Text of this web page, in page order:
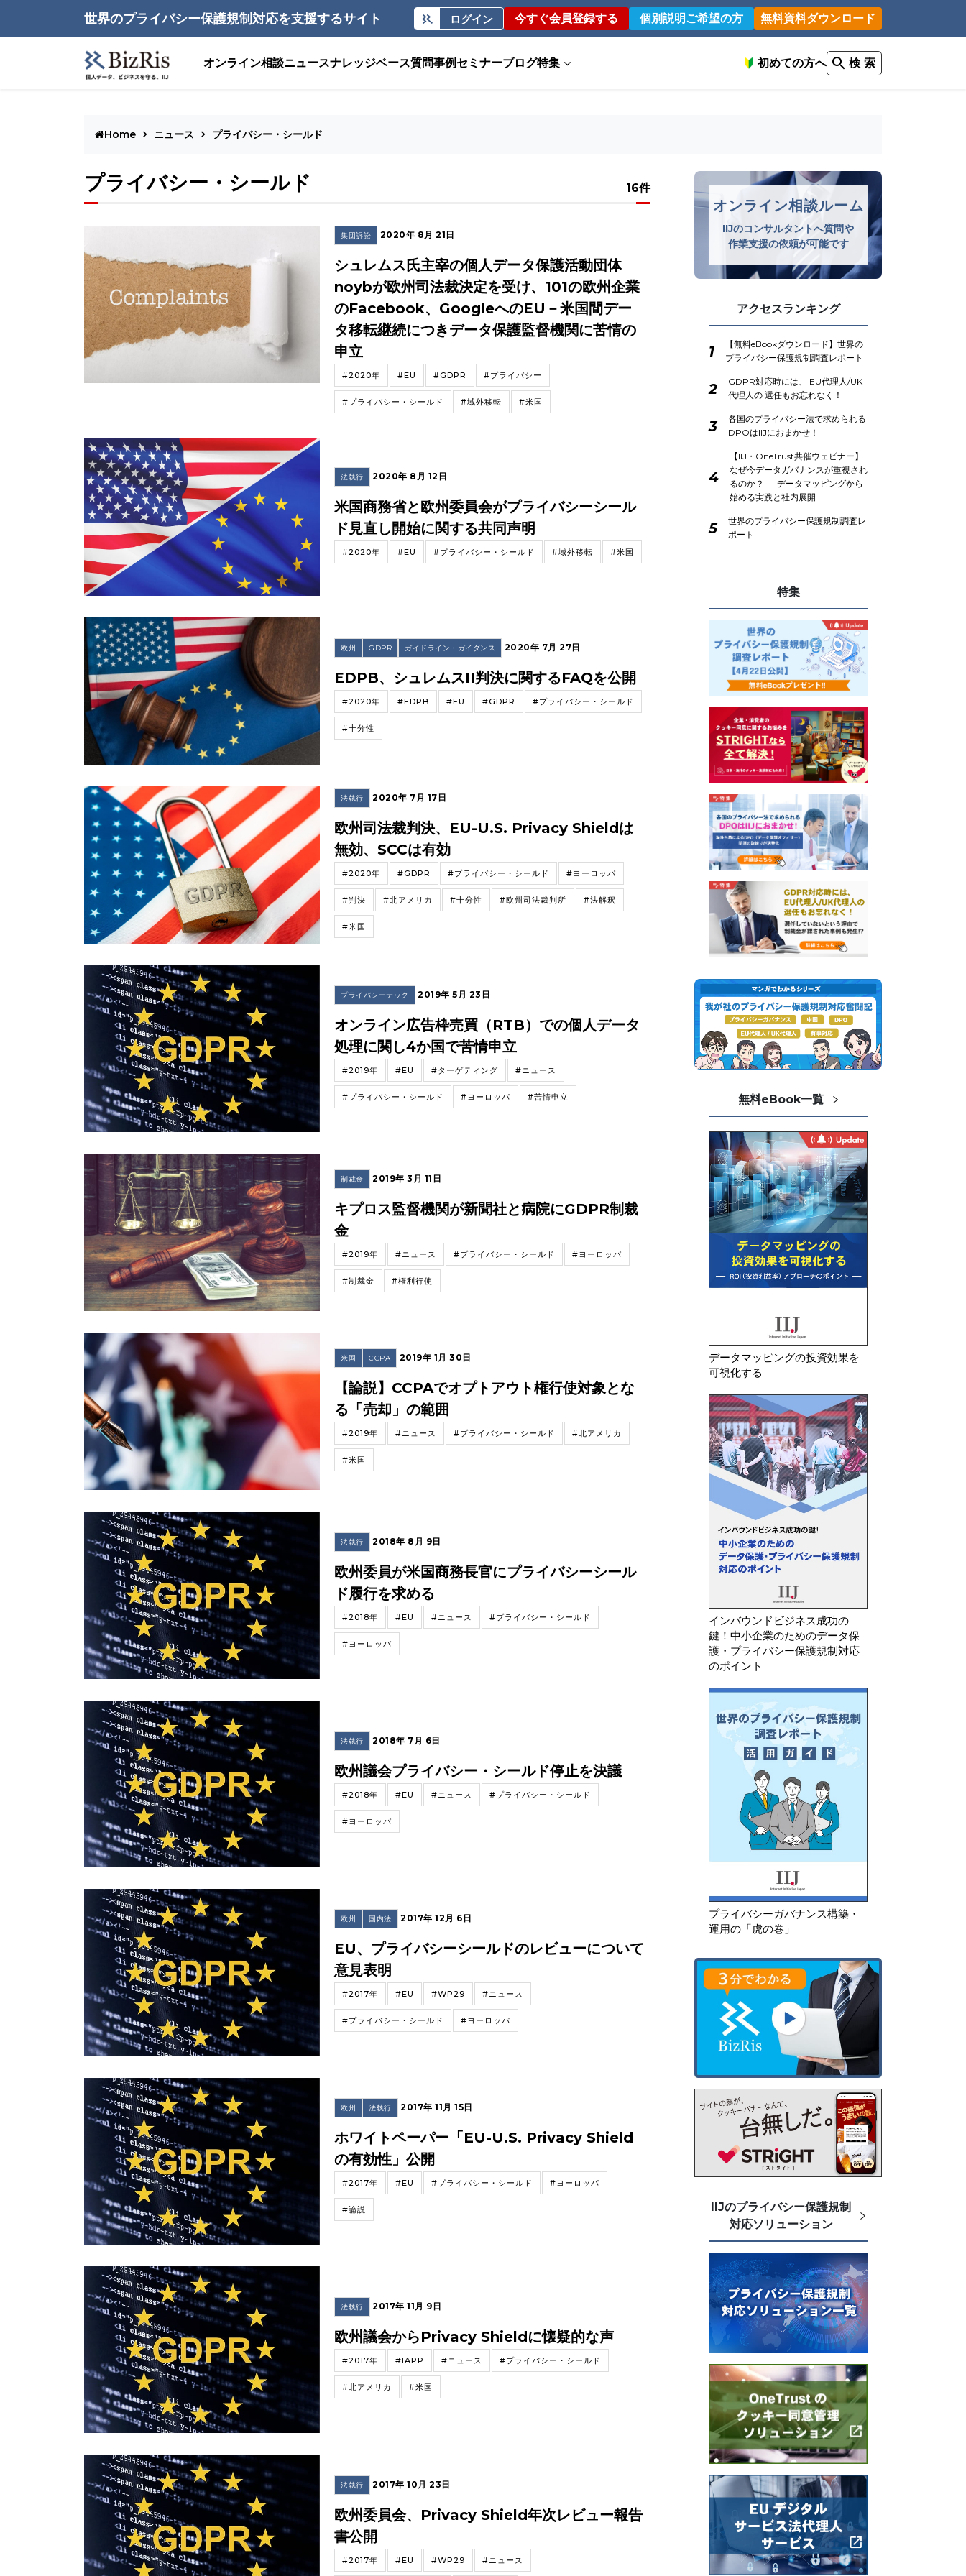
世界のプライバシー保護規制対応を支援するサイト ログイン 今すぐ会員登録する 個別説明ご希望の方 無料資料ダウンロード
オンライン相談ニュースナレッジベース質問事例 セミナーブログ特集 初めての方へ 検 索
Home ニュース プライバシー・シールド
プライバシー・シールド 16件
集団訴訟 2020年 8月 21日
シュレムス氏主宰の個人データ保護活動団体
noybが欧州司法裁決定を受け、101の欧州企業
のFacebook、GoogleへのEU－米国間デー
タ移転継続につきデータ保護監督機関に苦情の
申立
#2020年 #EU #GDPR #プライバシー
#プライバシー・シールド #域外移転 #米国
法執行 2020年 8月 12日
米国商務省と欧州委員会がプライバシーシール
ド見直し開始に関する共同声明
#2020年 #EU #プライバシー・シールド #域外移転 #米国
欧州 GDPR ガイドライン・ガイダンス 2020年 7月 27日
EDPB、シュレムスII判決に関するFAQを公開
#2020年 #EDPB #EU #GDPR #プライバシー・シールド
#十分性
法執行 2020年 7月 17日
欧州司法裁判決、EU-U.S. Privacy Shieldは
無効、SCCは有効
#2020年 #GDPR #プライバシー・シールド #ヨーロッパ
#判決 #北アメリカ #十分性 #欧州司法裁判所 #法解釈
#米国
プライバシーテック 2019年 5月 23日
オンライン広告枠売買（RTB）での個人データ
処理に関し4か国で苦情申立
#2019年 #EU #ターゲティング #ニュース
#プライバシー・シールド #ヨーロッパ #苦情申立
制裁金 2019年 3月 11日
キプロス監督機関が新聞社と病院にGDPR制裁
金
#2019年 #ニュース #プライバシー・シールド #ヨーロッパ
#制裁金 #権利行使
米国 CCPA 2019年 1月 30日
【論説】CCPAでオプトアウト権行使対象とな
る「売却」の範囲
#2019年 #ニュース #プライバシー・シールド #北アメリカ
#米国
法執行 2018年 8月 9日
欧州委員が米国商務長官にプライバシーシール
ド履行を求める
#2018年 #EU #ニュース #プライバシー・シールド
#ヨーロッパ
法執行 2018年 7月 6日
欧州議会プライバシー・シールド停止を決議
#2018年 #EU #ニュース #プライバシー・シールド
#ヨーロッパ
欧州 国内法 2017年 12月 6日
EU、プライバシーシールドのレビューについて
意見表明
#2017年 #EU #WP29 #ニュース
#プライバシー・シールド #ヨーロッパ
欧州 法執行 2017年 11月 15日
ホワイトペーパー「EU-U.S. Privacy Shield
の有効性」公開
#2017年 #EU #プライバシー・シールド #ヨーロッパ
#論説
法執行 2017年 11月 9日
欧州議会からPrivacy Shieldに懐疑的な声
#2017年 #IAPP #ニュース #プライバシー・シールド
#北アメリカ #米国
法執行 2017年 10月 23日
欧州委員会、Privacy Shield年次レビュー報告
書公開
#2017年 #EU #WP29 #ニュース
オンライン相談ルーム
IIJのコンサルタントへ質問や
作業支援の依頼が可能です
アクセスランキング
1
【無料eBookダウンロード】世界の
プライバシー保護規制調査レポート
2
GDPR対応時には、 EU代理人/UK
代理人の 選任もお忘れなく！
3
各国のプライバシー法で求められる
DPOはIIJにおまかせ！
4
【IIJ・OneTrust共催ウェビナー】
なぜ今データガバナンスが重視され
るのか？ ― データマッピングから
始める実践と社内展開
5
世界のプライバシー保護規制調査レ
ポート
特集
無料eBook一覧
データマッピングの投資効果を
可視化する
インバウンドビジネス成功の
鍵！中小企業のためのデータ保
護・プライバシー保護規制対応
のポイント
プライバシーガバナンス構築・
運用の「虎の巻」
IIJのプライバシー保護規制
対応ソリューション